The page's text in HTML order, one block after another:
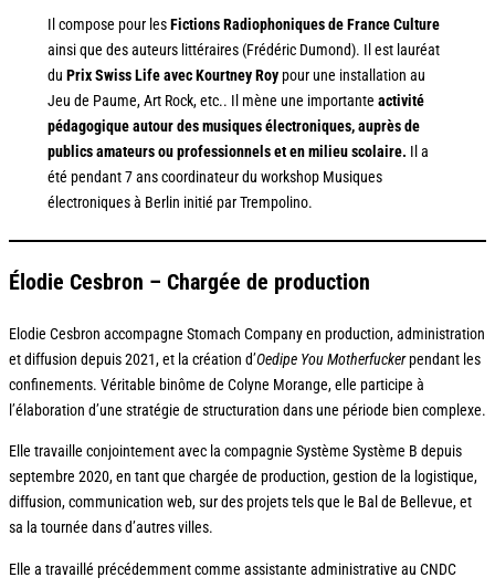
Il compose pour lesFictions Radiophoniques de France Culture
ainsi que des auteurs littéraires (Frédéric Dumond). Il est lauréat
du Prix Swiss Life avec Kourtney Roypour une installation au
Jeu de Paume, Art Rock, etc.. Il mène une importante activité
pédagogique autour des musiques électroniques, auprès de
publics amateurs ou professionnels et en milieu scolaire. Il a
été pendant 7 ans coordinateur du workshop Musiques
électroniques à Berlin initié par Trempolino.
Élodie Cesbron – Chargée de production
Elodie Cesbron accompagne Stomach Company en production, administration
et diffusion depuis 2021, et la création d’Oedipe You Motherfuckerpendant les
confinements. Véritable binôme de Colyne Morange, elle participe à
l’élaboration d’une stratégie de structuration dans une période bien complexe.
Elle travaille conjointement avec la compagnie Système Système B depuis
septembre 2020, en tant que chargée de production, gestion de la logistique,
diffusion, communication web, sur des projets tels que le Bal de Bellevue, et
sa la tournée dans d’autres villes.
Elle a travaillé précédemment comme assistante administrative au CNDC